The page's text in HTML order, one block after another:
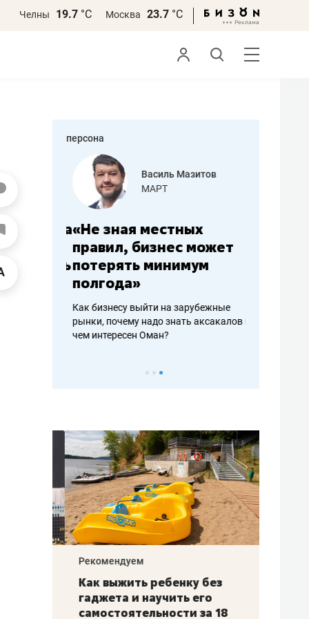
Челны 19.7 °С Москва 23.7 °С
персона
работа
Василь Мазитов
МАРТ
«Не зная местных
правил, бизнес может
потерять минимум
полгода»
Как бизнесу выйти на зарубежные
рынки, почему надо знать аксакалов и
чем интересен Оман?
–
Рекомендуем
Как выжить ребенку без
гаджета и научить его
самостоятельности за 18